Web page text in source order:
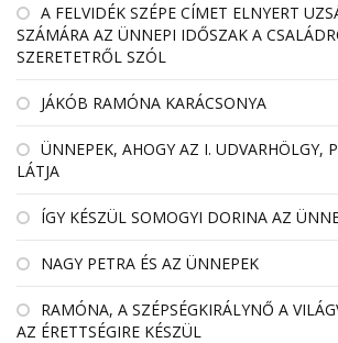
A FELVIDÉK SZÉPE CÍMET ELNYERT
SZÁMÁRA AZ ÜNNEPI IDŐSZAK A
SZERETETRŐL SZÓL
JÁKÓB RAMÓNA KARÁCSONYA
ÜNNEPEK, AHOGY AZ I. UDVARHÖLGY,
LÁTJA
ÍGY KÉSZÜL SOMOGYI DORINA AZ
NAGY PETRA ÉS AZ ÜNNEPEK
RAMÓNA, A SZÉPSÉGKIRÁLYNŐ A
AZ ÉRETTSÉGIRE KÉSZÜL